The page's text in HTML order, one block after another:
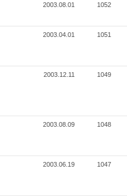
2003.08.01 1052
2003.04.01 1051
2003.12.11 1049
2003.08.09 1048
2003.06.19 1047